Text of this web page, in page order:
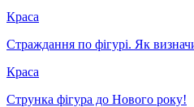
Краса
Страждання по фігурі. Як
Краса
Струнка фігура до Нового року!